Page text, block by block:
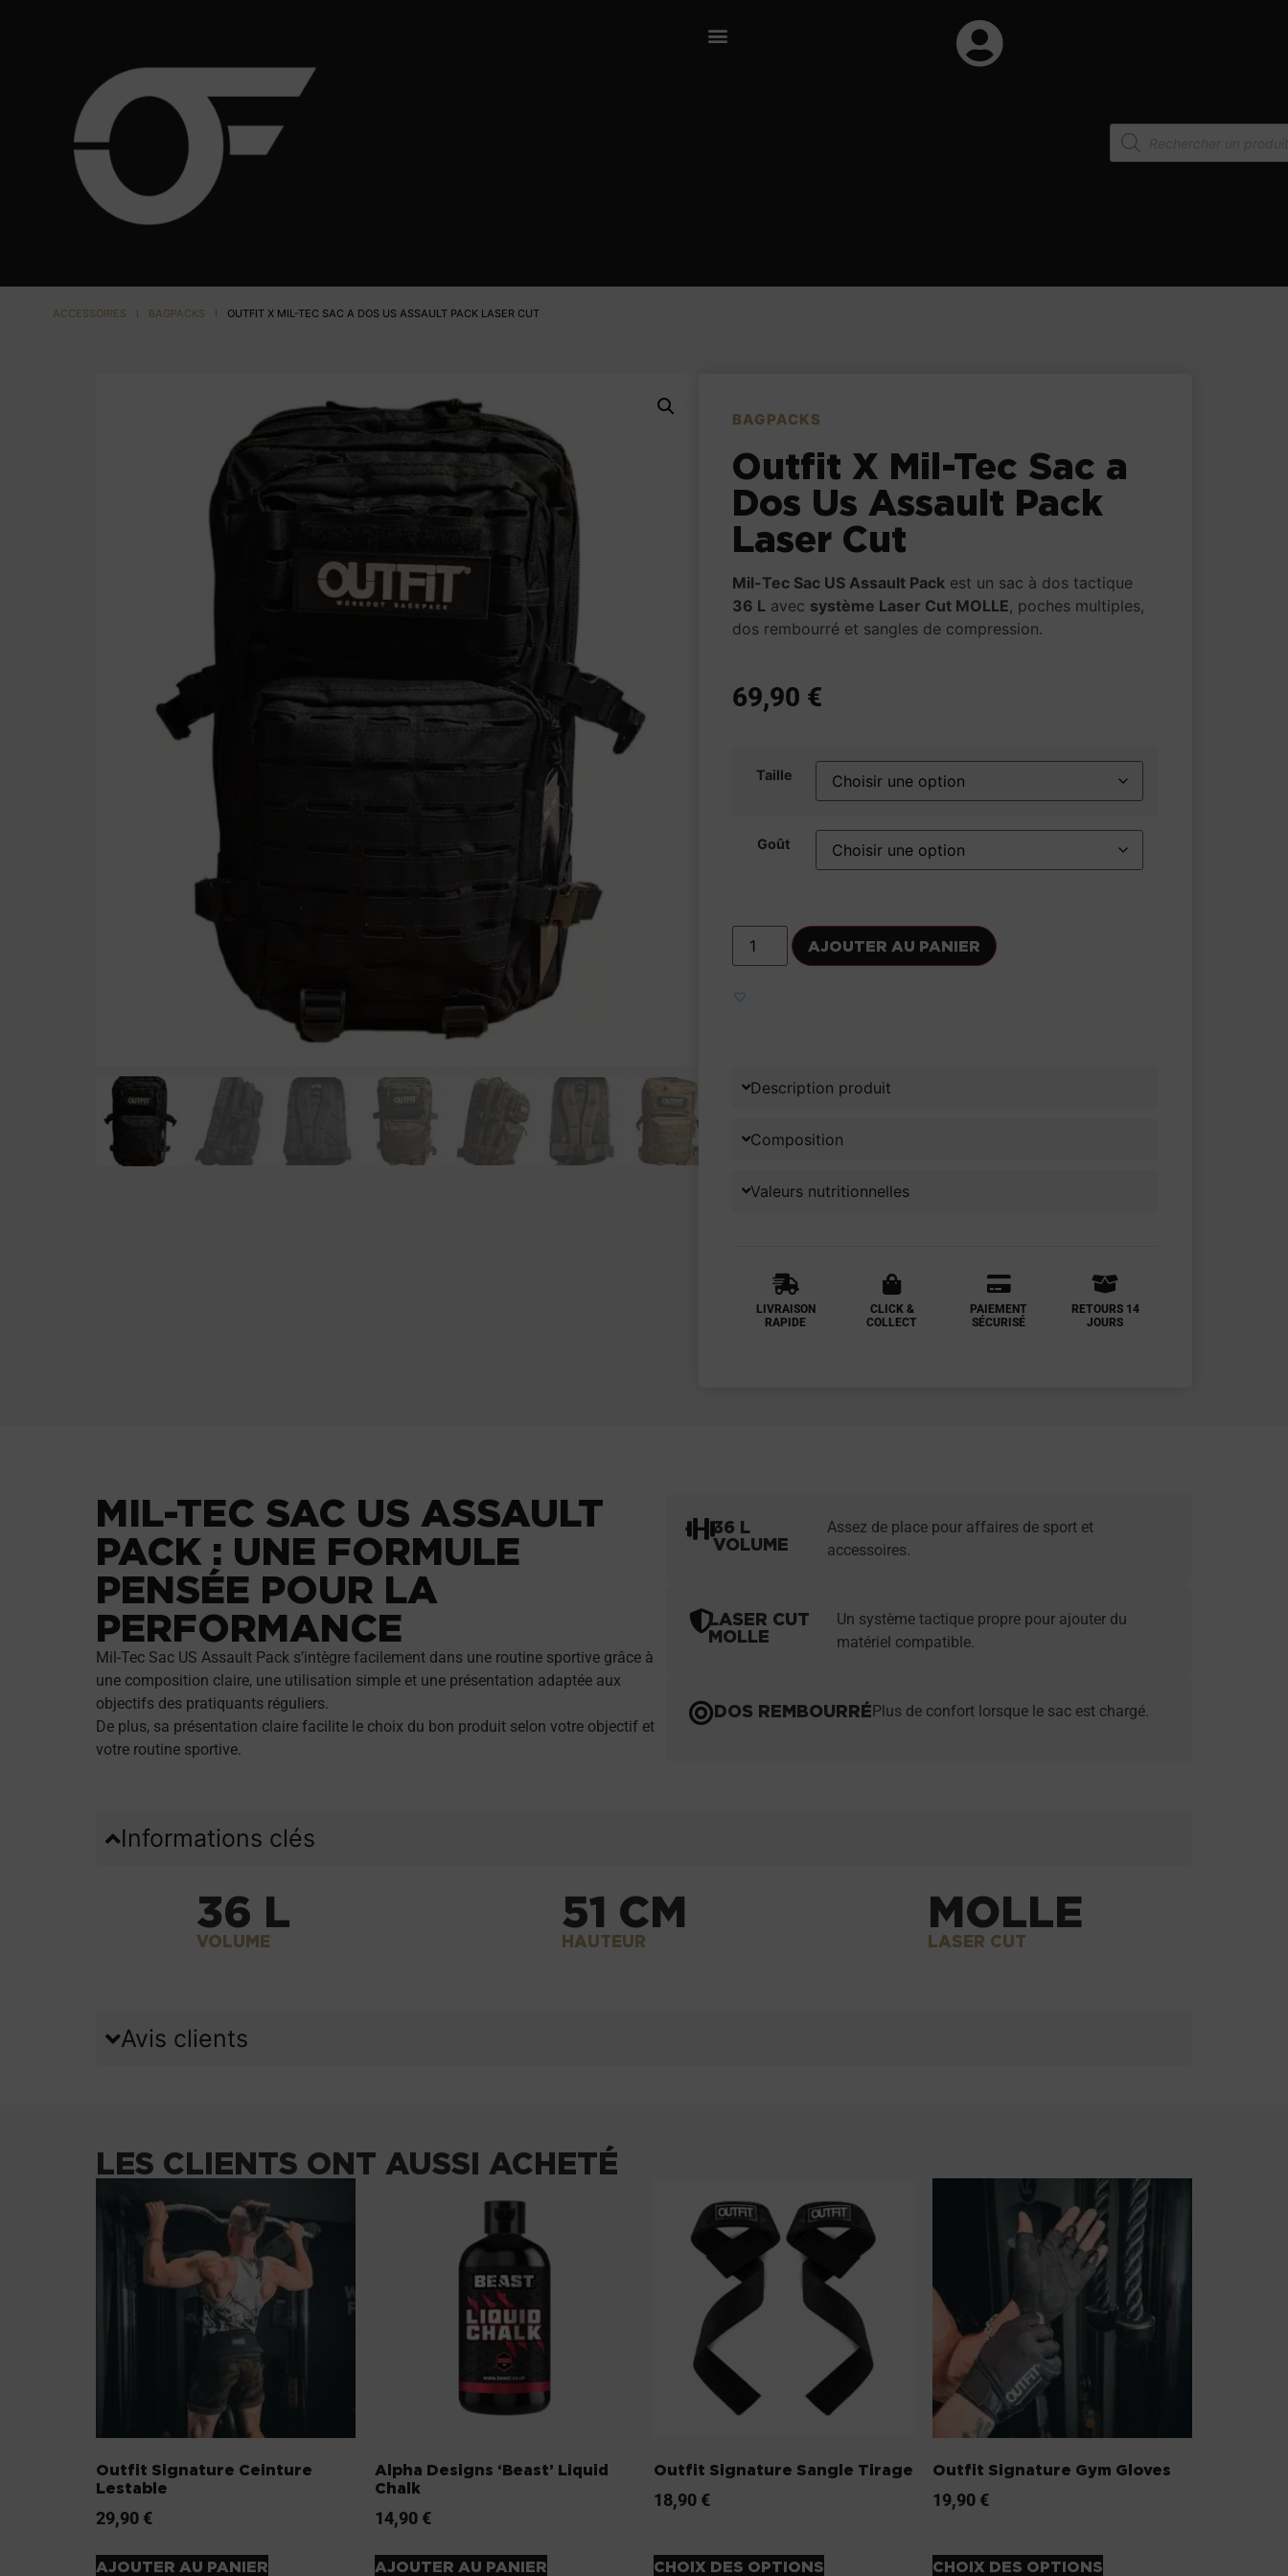
ACCESSOIRES I BAGPACKS I OUTFIT X MIL-TEC SAC A DOS US ASSAULT PACK LASER CUT
BAGPACKS
Outfit X Mil-Tec Sac a
Dos Us Assault Pack
Laser Cut
Mil-Tec Sac US Assault Pack est un sac à dos tactique
36 L avec système Laser Cut MOLLE, poches multiples,
dos rembourré et sangles de compression.
69,90 €
Taille
Goût
AJOUTER AU PANIER
Description produit
Composition
Valeurs nutritionnelles
LIVRAISON
RAPIDE
CLICK &
COLLECT
PAIEMENT
SÉCURISÉ
RETOURS 14
JOURS
MIL-TEC SAC US ASSAULT
PACK : UNE FORMULE
PENSÉE POUR LA
PERFORMANCE
Mil-Tec Sac US Assault Pack s’intègre facilement dans une routine sportive grâce à
une composition claire, une utilisation simple et une présentation adaptée aux
objectifs des pratiquants réguliers.
De plus, sa présentation claire facilite le choix du bon produit selon votre objectif et
votre routine sportive.
36 L
VOLUME
Assez de place pour affaires de sport et
accessoires.
LASER CUT
MOLLE
Un système tactique propre pour ajouter du
matériel compatible.
DOS REMBOURRÉPlus de confort lorsque le sac est chargé.
Informations clés
36 L
VOLUME
51 CM
HAUTEUR
MOLLE
LASER CUT
Avis clients
LES CLIENTS ONT AUSSI ACHETÉ
Outfit Signature Ceinture
Lestable
29,90 €
AJOUTER AU PANIER
Alpha Designs ‘Beast’ Liquid
Chalk
14,90 €
AJOUTER AU PANIER
Outfit Signature Sangle Tirage
18,90 €
CHOIX DES OPTIONS
Outfit Signature Gym Gloves
19,90 €
CHOIX DES OPTIONS